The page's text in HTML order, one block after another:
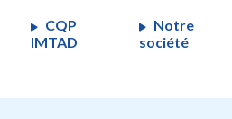
CQP
IMTAD
Notre
société